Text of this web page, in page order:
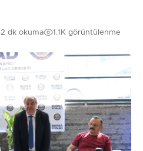
2 dk okuma 1.1K görüntülenme